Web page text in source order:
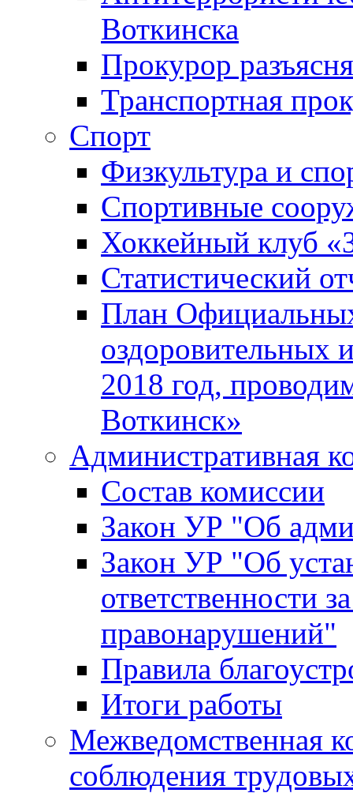
Воткинска
Прокурор
Транспортная
Спорт
Физкультура и
Спортивные
Хоккейный клуб
Статистический
План
оздоровительных
2018 год,
Воткинск»
Административная
Состав комиссии
Закон УР "Об
Закон УР "Об
ответственности
правонарушений"
Правила
Итоги работы
Межведомственная
соблюдения